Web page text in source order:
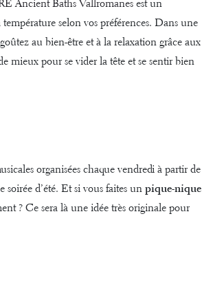
Ancient Baths Vallromanesest un
selon vos préférences. Dans une
au bien-être et à la relaxation grâce aux
mieux pour se vider la tête et se sentir bien
organisées chaque vendredi à partir de
d’été. Et si vous faites un pique-nique
? Ce sera là une idée très originale pour